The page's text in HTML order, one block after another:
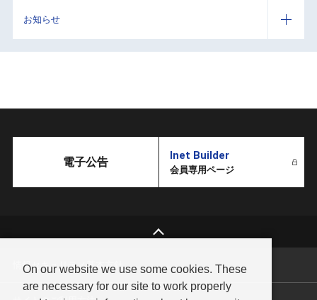
お知らせ
電子公告 Inet Builder
会員専用ページ
情報セキュリティ基本方針
On our website we use some cookies. These
are necessary for our site to work properly